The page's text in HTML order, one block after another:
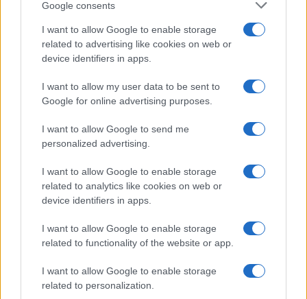
Google consents
I want to allow Google to enable storage
related to advertising like cookies on web or
device identifiers in apps.
I want to allow my user data to be sent to
Google for online advertising purposes.
I want to allow Google to send me
personalized advertising.
I want to allow Google to enable storage
related to analytics like cookies on web or
device identifiers in apps.
I want to allow Google to enable storage
related to functionality of the website or app.
I want to allow Google to enable storage
related to personalization.
NECROLOGIE
Mario Malu
Paolo Pinna
Martina Agostina Diturco